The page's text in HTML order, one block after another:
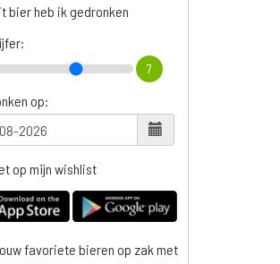
bier heb ik gedronken
7
op:
op mijn wishlist
favoriete bieren op zak met